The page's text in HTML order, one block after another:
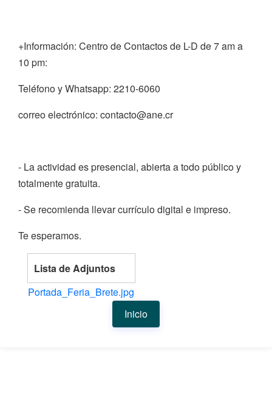
+Información: Centro de Contactos de L-D de 7 am a
10 pm:
Teléfono y Whatsapp: 2210-6060
correo electrónico: contacto@ane.cr
- La actividad es presencial, abierta a todo público y
totalmente gratuita.
- Se recomienda llevar currículo digital e impreso.
Te esperamos.
Lista de Adjuntos
Portada_Feria_Brete.jpg
Inicio